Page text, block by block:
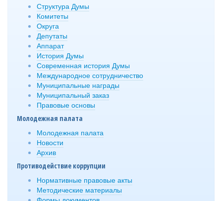
Структура Думы
Комитеты
Округа
Депутаты
Аппарат
История Думы
Современная история Думы
Международное сотрудничество
Муниципальные награды
Муниципальный заказ
Правовые основы
Молодежная палата
Молодежная палата
Новости
Архив
Противодействие коррупции
Нормативные правовые акты
Методические материалы